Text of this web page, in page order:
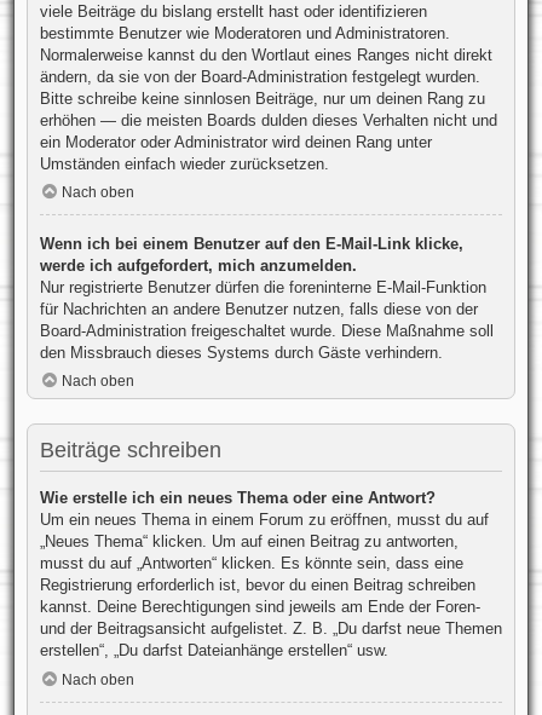
viele Beiträge du bislang erstellt hast oder identifizieren
bestimmte Benutzer wie Moderatoren und Administratoren.
Normalerweise kannst du den Wortlaut eines Ranges nicht direkt
ändern, da sie von der Board-Administration festgelegt wurden.
Bitte schreibe keine sinnlosen Beiträge, nur um deinen Rang zu
erhöhen — die meisten Boards dulden dieses Verhalten nicht und
ein Moderator oder Administrator wird deinen Rang unter
Umständen einfach wieder zurücksetzen.
Nach oben
Wenn ich bei einem Benutzer auf den E-Mail-Link klicke,
werde ich aufgefordert, mich anzumelden.
Nur registrierte Benutzer dürfen die foreninterne E-Mail-Funktion
für Nachrichten an andere Benutzer nutzen, falls diese von der
Board-Administration freigeschaltet wurde. Diese Maßnahme soll
den Missbrauch dieses Systems durch Gäste verhindern.
Nach oben
Beiträge schreiben
Wie erstelle ich ein neues Thema oder eine Antwort?
Um ein neues Thema in einem Forum zu eröffnen, musst du auf
„Neues Thema“ klicken. Um auf einen Beitrag zu antworten,
musst du auf „Antworten“ klicken. Es könnte sein, dass eine
Registrierung erforderlich ist, bevor du einen Beitrag schreiben
kannst. Deine Berechtigungen sind jeweils am Ende der Foren-
und der Beitragsansicht aufgelistet. Z. B. „Du darfst neue Themen
erstellen“, „Du darfst Dateianhänge erstellen“ usw.
Nach oben